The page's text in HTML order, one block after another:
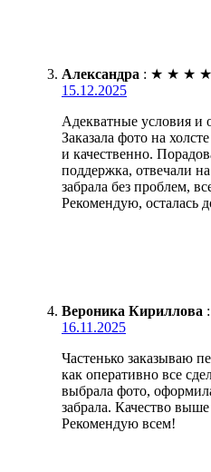
Александра : ★ ★ ★ ★
15.12.2025
Адекватные условия и
Заказала фото на
и качественно.
поддержка, отвечали
забрала без проблем,
Рекомендую, осталась
Вероника Кириллова :
16.11.2025
Частенько заказываю
как оперативно все
выбрала фото,
забрала. Качество
Рекомендую всем!